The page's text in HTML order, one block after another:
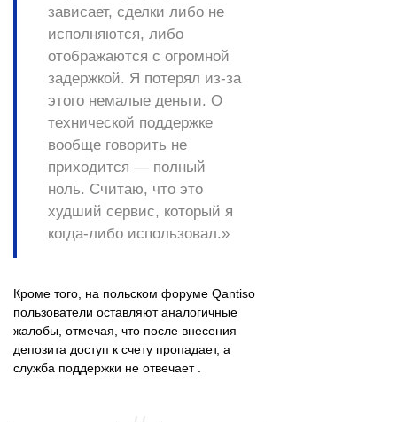
зависает, сделки либо не
исполняются, либо
отображаются с огромной
задержкой. Я потерял из-за
этого немалые деньги. О
технической поддержке
вообще говорить не
приходится — полный
ноль. Считаю, что это
худший сервис, который я
когда-либо использовал.»
Кроме того, на польском форуме Qantiso
пользователи оставляют аналогичные
жалобы, отмечая, что после внесения
депозита доступ к счету пропадает, а
служба поддержки не отвечает .